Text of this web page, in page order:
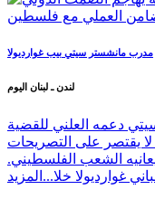
مدرب مانشستر سيتي بيب غوارديولا
لندن ـ لبنان اليوم
دعمه العلني للقضية
لا يقتصر على التصريحات
الشعب الفلسطيني.
غوارديولا خلا... المزيد